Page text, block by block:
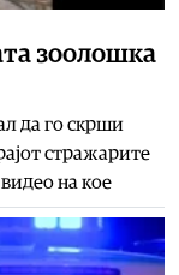
зоолошка
да го скрши
стражарите
на кое